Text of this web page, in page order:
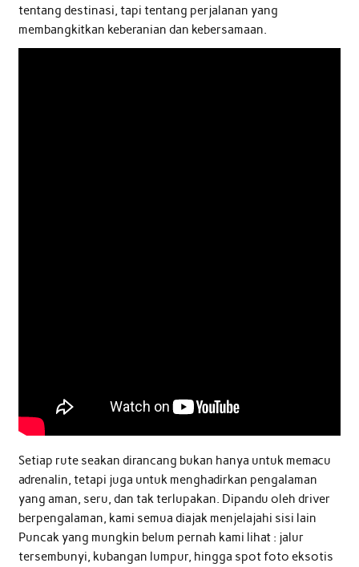
tentang destinasi, tapi tentang perjalanan yang
membangkitkan keberanian dan kebersamaan.
Setiap rute seakan dirancang bukan hanya untuk memacu
adrenalin, tetapi juga untuk menghadirkan pengalaman
yang aman, seru, dan tak terlupakan. Dipandu oleh driver
berpengalaman, kami semua diajak menjelajahi sisi lain
Puncak yang mungkin belum pernah kami lihat : jalur
tersembunyi, kubangan lumpur, hingga spot foto eksotis